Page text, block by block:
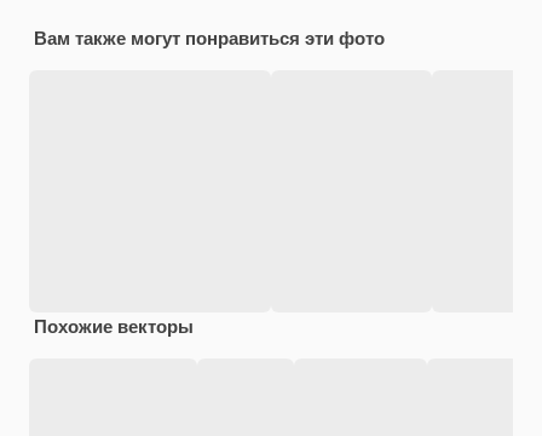
Вам также могут понравиться эти фото
Похожие векторы